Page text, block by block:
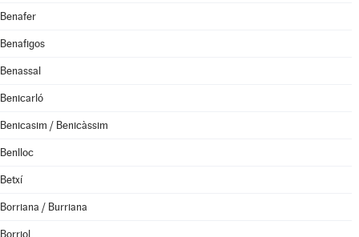
Benafer
Benafigos
Benassal
Benicarló
Benicasim / Benicàssim
Benlloc
Betxí
Borriana / Burriana
Borriol